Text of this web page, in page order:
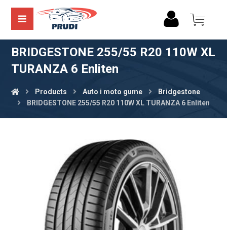
BRIDGESTONE 255/55 R20 110W XL
TURANZA 6 Enliten
Products Auto i moto gume
Bridgestone
BRIDGESTONE 255/55 R20 110W XL TURANZA 6 Enliten